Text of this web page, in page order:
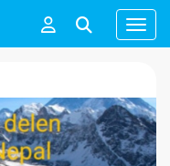
Menu